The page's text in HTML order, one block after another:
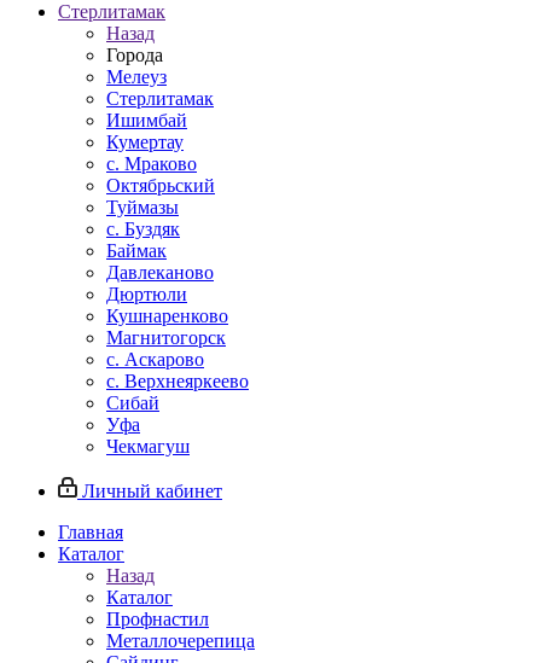
Стерлитамак
Назад
Города
Мелеуз
Стерлитамак
Ишимбай
Кумертау
c. Мраково
Октябрьский
Туймазы
c. Буздяк
Баймак
Давлеканово
Дюртюли
Кушнаренково
Магнитогорск
с. Аскарово
с. Верхнеяркеево
Сибай
Уфа
Чекмагуш
Личный кабинет
Главная
Каталог
Назад
Каталог
Профнастил
Металлочерепица